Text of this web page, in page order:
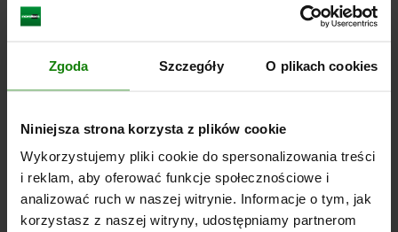
Zgoda Szczegóły O plikach cookies
Niniejsza strona korzysta z plików cookie
Wykorzystujemy pliki cookie do spersonalizowania treści
i reklam, aby oferować funkcje społecznościowe i
analizować ruch w naszej witrynie. Informacje o tym, jak
korzystasz z naszej witryny, udostępniamy partnerom
DO POBRANIA
Inni klienci również kupili
02155